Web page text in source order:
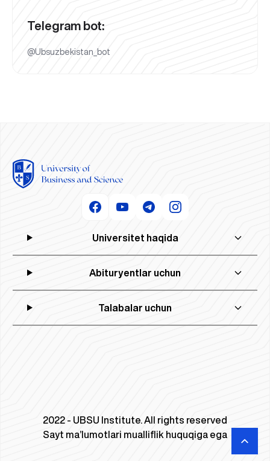
Telegram bot:
@Ubsuzbekistan_bot
Universitet haqida
Abituryentlar uchun
Talabalar uchun
2022 - UBSU Institute. All rights reserved
Sayt ma’lumotlari mualliflik huquqiga ega